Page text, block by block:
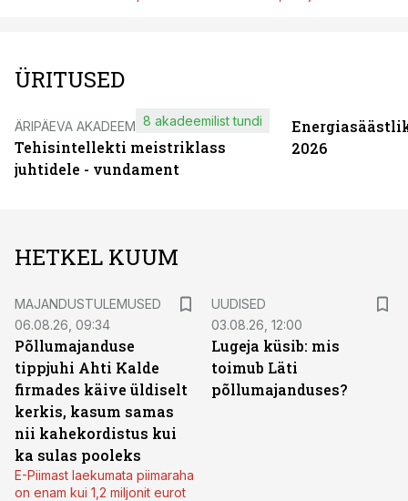
ÜRITUSED
ÄRIPÄEVA AKADEEMIA
Tehisintellekti meistriklass
juhtidele - vundament
8 akadeemilist tundi
2026
HETKEL KUUM
MAJANDUSTULEMUSED
06.08.26, 09:34
Põllumajanduse
tippjuhi Ahti Kalde
firmades käive üldiselt
kerkis, kasum samas
nii kahekordistus kui
ka sulas pooleks
E-Piimast laekumata piimaraha
on enam kui 1,2 miljonit eurot
UUDISED
03.08.26, 12:00
Lugeja küsib: mis
toimub Läti
põllumajanduses?